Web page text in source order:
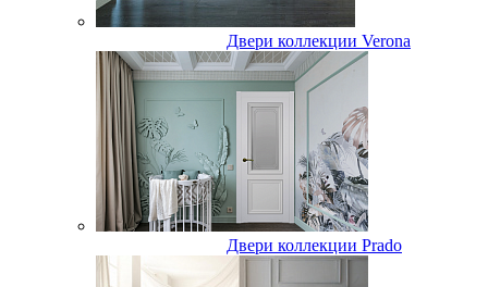
Двери коллекции Verona
Двери коллекции Prado